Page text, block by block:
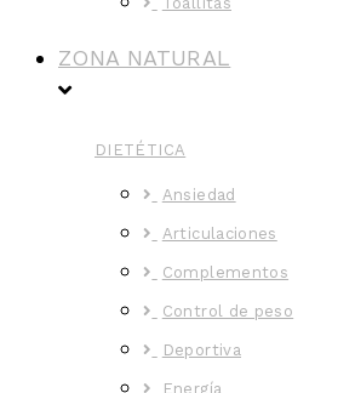
ZONA NATURAL
DIETÉTICA
Ansiedad
Articulaciones
Complementos
Control de peso
Deportiva
Energía